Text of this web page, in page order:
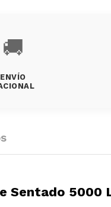
🚚
ENVÍO
5000